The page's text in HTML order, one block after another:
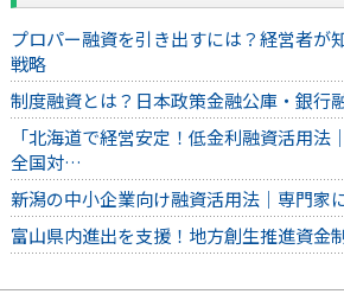
プロパー融資を引き出すには？経営者が
戦略
制度融資とは？日本政策金融公庫・銀行
「北海道で経営安定！低金利融資活用法
全国対…
新潟の中小企業向け融資活用法｜専門家
富山県内進出を支援！地方創生推進資金